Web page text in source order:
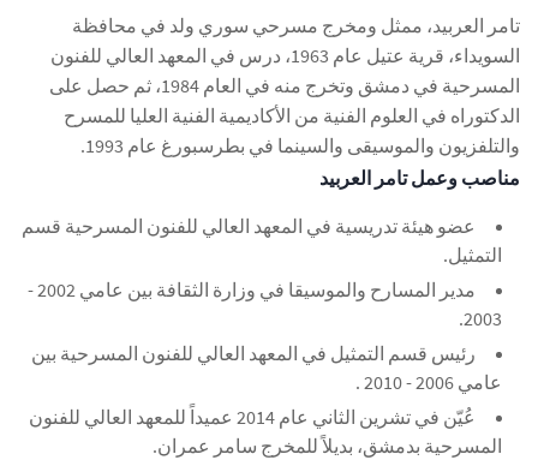
تامر العربيد، ممثل ومخرج مسرحي سوري ولد في محافظة
السويداء، قرية عتيل عام 1963، درس في المعهد العالي للفنون
المسرحية في دمشق وتخرج منه في العام 1984، ثم حصل على
الدكتوراه في العلوم الفنية من الأكاديمية الفنية العليا للمسرح
والتلفزيون والموسيقى والسينما في بطرسبورغ عام 1993.
مناصب وعمل تامر العربيد
عضو هيئة تدريسية في المعهد العالي للفنون المسرحية قسم
التمثيل.
مدير المسارح والموسيقا في وزارة الثقافة بين عامي 2002 -
2003.
رئيس قسم التمثيل في المعهد العالي للفنون المسرحية بين
عامي 2006 - 2010 .
عُيّن في تشرين الثاني عام 2014 عميداً للمعهد العالي للفنون
المسرحية بدمشق، بديلاً للمخرج سامر عمران.